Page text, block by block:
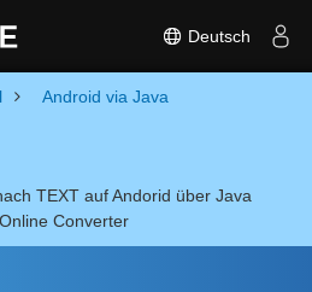
Deutsch
Android via Java
TEXT auf Andorid über Java
Converter